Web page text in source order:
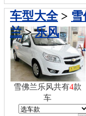
车型大全> 雪
兰>乐风
雪佛兰乐风共有4款
车